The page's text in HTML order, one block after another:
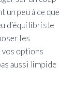
un peu à ce que
d’équilibriste
les
vos options
aussi limpide